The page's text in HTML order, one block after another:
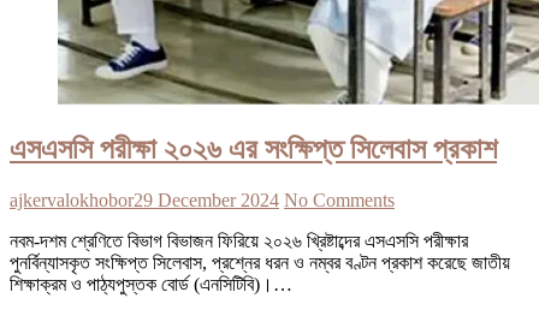
এসএসসি পরীক্ষা ২০২৬ এর সংক্ষিপ্ত সিলেবাস প্রকাশ
ajkervalokhobor29 December 2024 No Comments
নবম-দশম শ্রেণিতে বিভাগ বিভাজন ফিরিয়ে ২০২৬ খ্রিষ্টাব্দের এসএসসি পরীক্ষার
পুনর্বিন্যাসকৃত সংক্ষিপ্ত সিলেবাস, প্রশ্নের ধরন ও নম্বর বণ্টন প্রকাশ করেছে জাতীয়
শিক্ষাক্রম ও পাঠ্যপুস্তক বোর্ড (এনসিটিবি)।…